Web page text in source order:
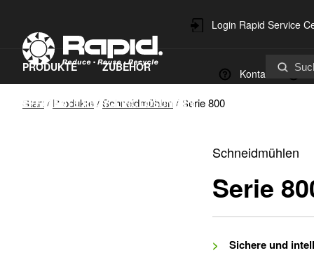
Login Rapid Service
Kontakt
PRODUKTE ZUBEHÖR
EFFIZIENTE RECYCLINGLÖSUNGEN
Start/ Produkte /Schneidmühlen/ Serie 800
Schneidmühlen
Serie
Sichere und